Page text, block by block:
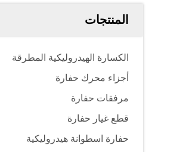
المنتجات
الكسارة الهيدروليكية المطرقة
أجزاء محرك حفارة
مرفقات حفارة
قطع غيار حفارة
حفارة اسطوانة هيدروليكية